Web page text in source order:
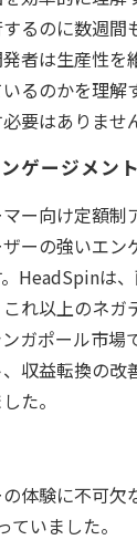
るのに数週間
者は生産性を
るのかを理解
要はありませ
ゲージメン
ー向け定額制
ーの強いエン
HeadSpinは
れ以上のネガ
ガポール市場
収益転換の改
た。
体験に不可欠
いました。